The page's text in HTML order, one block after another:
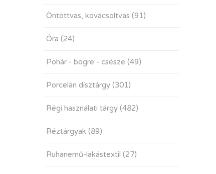
Öntöttvas, kovácsoltvas (91)
Óra (24)
Pohár - bögre - csésze (49)
Porcelán dísztárgy (301)
Régi használati tárgy (482)
Réztárgyak (89)
Ruhanemű-lakástextil (27)